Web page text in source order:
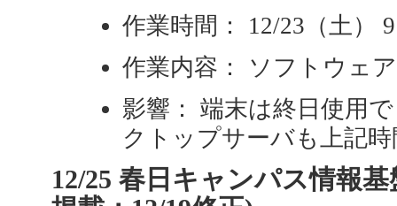
作業時間： 12/23（土）
作業内容： ソフトウェ
影響： 端末は終日使用
クトップサーバも上記
12/25 春日キャンパス情報